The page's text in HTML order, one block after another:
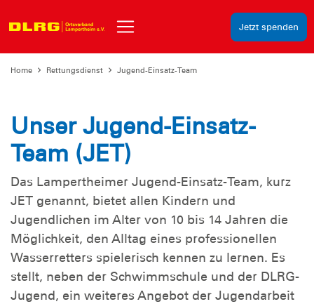
Jetzt spenden
Home Rettungsdienst Jugend-Einsatz-Team
Unser Jugend-Einsatz-
Team (JET)
Das Lampertheimer Jugend-Einsatz-Team, kurz
JET genannt, bietet allen Kindern und
Jugendlichen im Alter von 10 bis 14 Jahren die
Möglichkeit, den Alltag eines professionellen
Wasserretters spielerisch kennen zu lernen. Es
stellt, neben der Schwimmschule und der DLRG-
Jugend, ein weiteres Angebot der Jugendarbeit